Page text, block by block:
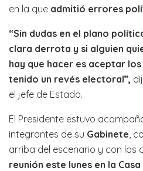
en la que admitió errores
“Sin dudas en el plano
clara derrota y si alguien
hay que hacer es aceptar
tenido un revés electoral”,
el jefe de Estado.
El Presidente estuvo
integrantes de su Gabinete ,
arriba del escenario y con los
reunión este lunes en la